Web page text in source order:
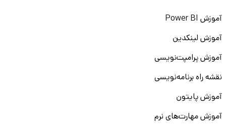
آموزش Power BI
آموزش لینکدین
آموزش پرامپت‌نویسی
نقشه راه برنامه‌نویسی
آموزش پایتون
آموزش مهارت‌های نرم